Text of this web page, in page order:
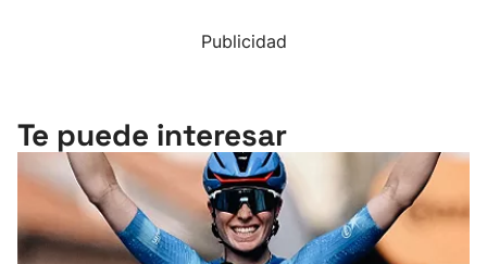
Publicidad
Te puede interesar